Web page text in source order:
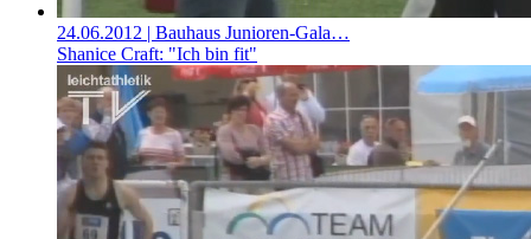
24.06.2012 | Bauhaus Junioren-Gala…
Shanice Craft: "Ich bin fit"